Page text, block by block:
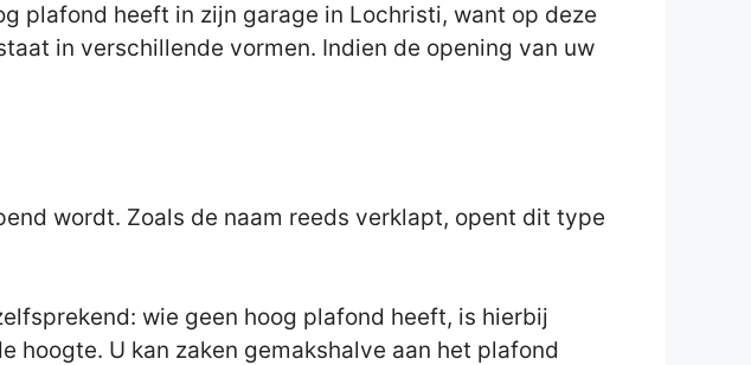
plafond heeft in zijn garage in Lochristi, want op deze
in verschillende vormen. Indien de opening van uw
wordt. Zoals de naam reeds verklapt, opent dit type
wie geen hoog plafond heeft, is hierbij
U kan zaken gemakshalve aan het plafond